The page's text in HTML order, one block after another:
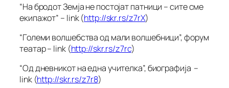
“На бродот Земја не постојат патници – сите сме
екипажот” – link (http://skr.rs/z7rX)
“Големи волшебства од мали волшебници”, форум
театар – link (http://skr.rs/z7rc)
“Од дневникот на една учителка”, биографија –
link (http://skr.rs/z7r8)